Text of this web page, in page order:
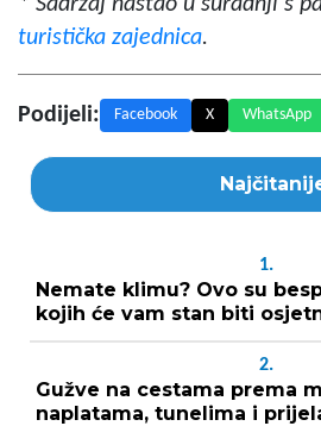
turistička zajednica.
Podijeli: Facebook X WhatsApp
1.
Nemate klimu? Ovo su
kojih će vam stan biti
2.
Gužve na cestama prema
naplatama, tunelima i